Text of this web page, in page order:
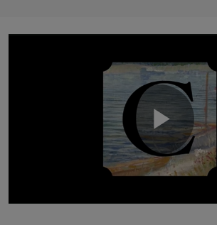
Play